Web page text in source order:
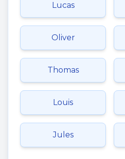
Lucas
Oliver
Thomas
Louis
Jules